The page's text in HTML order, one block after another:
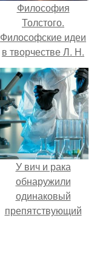
Философия
Толстого.
Философские идеи
в творчестве Л. Н.
Толстого.
У вич и рака
обнаружили
одинаковый
препятствующий